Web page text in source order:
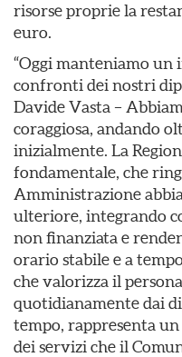
risorse proprie la
euro.
“Oggi manteniamo
confronti dei nostri
Davide Vasta –
coraggiosa, andando
inizialmente. La
fondamentale, che
Amministrazione
ulteriore, integrando
non finanziata e
orario stabile e a
che valorizza il
quotidianamente dai
tempo, rappresenta
dei servizi che il